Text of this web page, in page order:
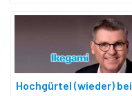
Hochgürtel (wieder) bei